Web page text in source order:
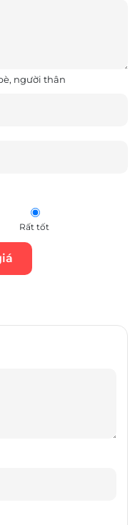
người thân
Rất tốt